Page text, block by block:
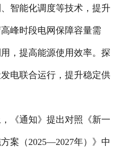
智能化调度等技术，提升
峰时段电网保障容量需
，提高能源使用效率。探
电联合运行，提升稳定供
通知》提出对照《新一
案（2025—2027年）》中